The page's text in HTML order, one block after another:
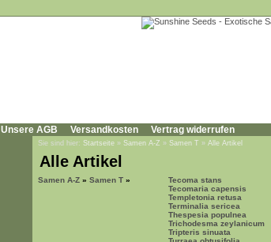
Unsere AGB Versandkosten Vertrag widerrufen
Sie sind hier: Startseite » Samen A-Z » Samen T » Alle Artikel
Alle Artikel
Samen A-Z » Samen T »
Tecoma stans
Tecomaria capensis
Templetonia retusa
Terminalia sericea
Thespesia populnea
Trichodesma zeylanicum
Tripteris sinuata